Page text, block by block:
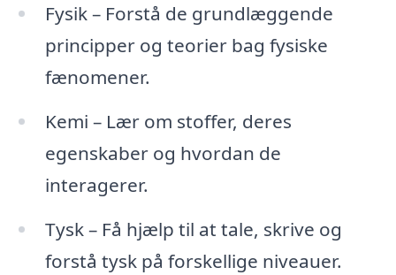
Fysik – Forstå de grundlæggende
principper og teorier bag fysiske
fænomener.
Kemi – Lær om stoffer, deres
egenskaber og hvordan de
interagerer.
Tysk – Få hjælp til at tale, skrive og
forstå tysk på forskellige niveauer.